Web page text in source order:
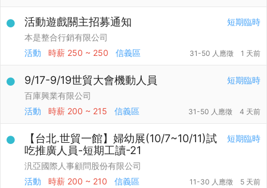
短期臨時
活動遊戲關主招募通知
本是整合行銷有限公司
活動
時薪 250 ~ 250 信義區 31-50 人應徵 1 天前
短期臨時
9/17-9/19世貿大會機動人員
百庫興業有限公司
活動
時薪 200 ~ 215 信義區 31-50 人應徵 4 天前
短期臨時
【台北.世貿一館】婦幼展(10/7~10/11)試
吃推廣人員-短期工讀-21
汎亞國際人事顧問股份有限公司
活動
時薪 200 ~ 210 信義區 11-30 人應徵 5 天前